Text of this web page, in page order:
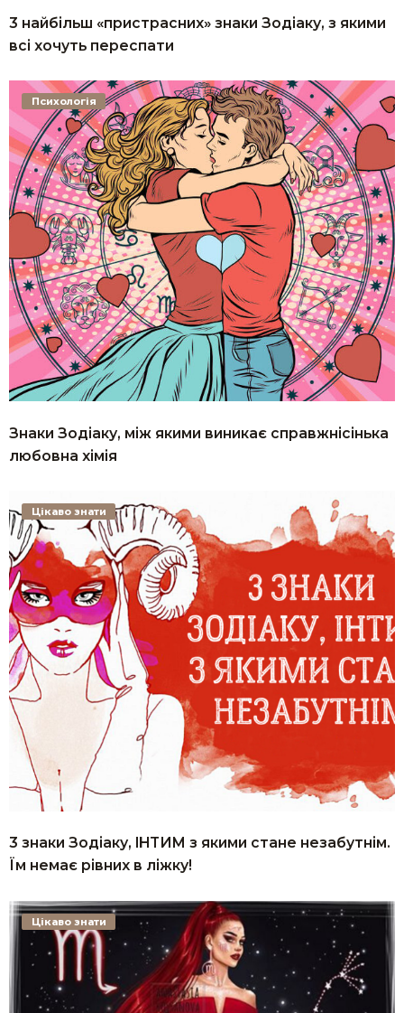
3 найбільш «пристрасних» знаки Зодіаку, з якими
всі хочуть переспати
Знаки Зодіаку, між якими виникає справжнісінька
любовна хімія
Психологія
3 знаки Зодіаку, IHTИM з якими стане незабутнім.
Їм немає рівних в ліжку!
Цікаво знати
Цікаво знати